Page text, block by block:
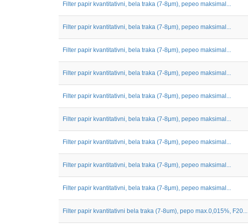
Filter papir kvantitativni, bela traka (7-8μm), pepeo maksimal...
Filter papir kvantitativni, bela traka (7-8μm), pepeo maksimal...
Filter papir kvantitativni, bela traka (7-8μm), pepeo maksimal...
Filter papir kvantitativni, bela traka (7-8μm), pepeo maksimal...
Filter papir kvantitativni, bela traka (7-8μm), pepeo maksimal...
Filter papir kvantitativni, bela traka (7-8μm), pepeo maksimal...
Filter papir kvantitativni, bela traka (7-8μm), pepeo maksimal...
Filter papir kvantitativni, bela traka (7-8μm), pepeo maksimal...
Filter papir kvantitativni, bela traka (7-8μm), pepeo maksimal...
Filter papir kvantitativni bela traka (7-8um), pepo max.0,015%, F20...